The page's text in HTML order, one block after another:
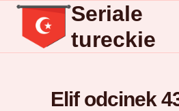
Przejdź
treści
Seriale
tureckie
Elif odcinek